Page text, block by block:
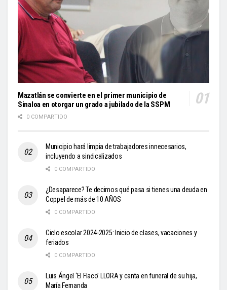
Mazatlán se convierte en el primer municipio de
Sinaloa en otorgar un grado a jubilado de la SSPM
0 COMPARTIDO
Municipio hará limpia de trabajadores innecesarios,
incluyendo a sindicalizados
0 COMPARTIDO
¿Desaparece? Te decimos qué pasa si tienes una deuda en
Coppel de más de 10 AÑOS
0 COMPARTIDO
Ciclo escolar 2024-2025: Inicio de clases, vacaciones y
feriados
0 COMPARTIDO
Luis Ángel ‘El Flaco’ LLORA y canta en funeral de su hija,
María Fernanda